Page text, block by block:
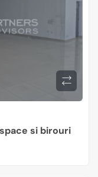
si birouri